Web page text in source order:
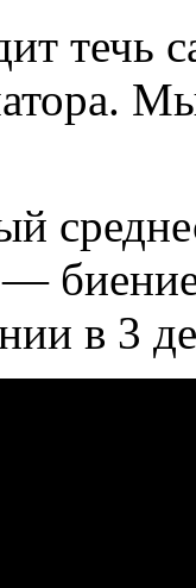
течь
в 3